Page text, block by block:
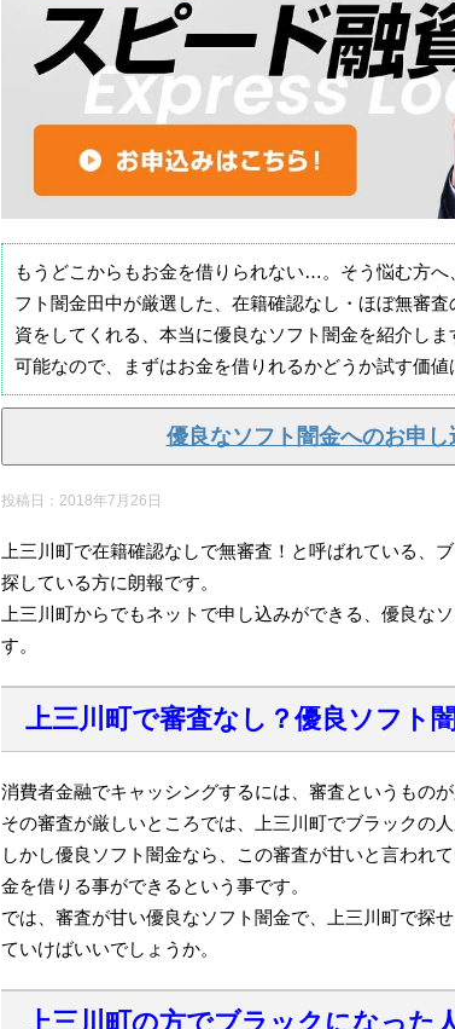
もうどこからもお金を借りられない…。そう悩む方
フト闇金田中が厳選した、在籍確認なし・ほぼ無審
資をしてくれる、本当に優良なソフト闇金を紹介し
可能なので、まずはお金を借りれるかどうか試す価値
優良なソフト闇金へのお申
投稿日： 2018年7月26日
上三川町で在籍確認なしで無審査！と呼ばれている、
探している方に朗報です。
上三川町からでもネットで申し込みができる、優良な
す。
上三川町で審査なし？優良ソフト闇
消費者金融でキャッシングするには、審査というものが
その審査が厳しいところでは、上三川町でブラックの
しかし優良ソフト闇金なら、この審査が甘いと言われ
金を借りる事ができるという事です。
では、審査が甘い優良なソフト闇金で、上三川町で探
ていけばいいでしょうか。
上三川町の方でブラックになった